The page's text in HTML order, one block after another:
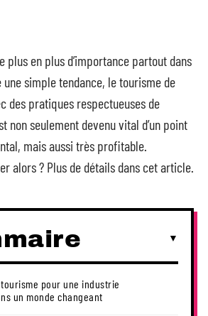
plus en plus d’importance partout dans
une simple tendance, le tourisme de
des pratiques respectueuses de
non seulement devenu vital d’un point
mais aussi très profitable.
alors ? Plus de détails dans cet article.
pour une industrie
un monde changeant